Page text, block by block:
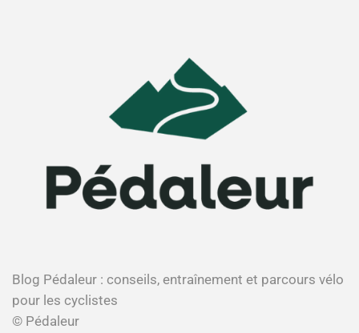
Blog Pédaleur : conseils, entraînement et parcours vélo
pour les cyclistes
© Pédaleur